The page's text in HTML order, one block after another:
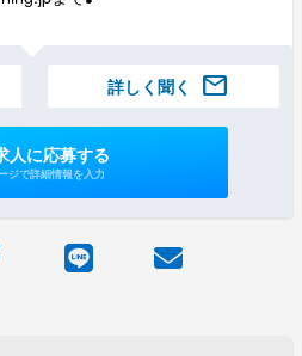
詳しく聞く mail
人に応募する
ジで詳細情報を入力